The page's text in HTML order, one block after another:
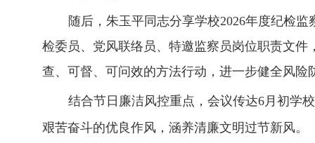
随后，朱玉平同志分享学校2026年度纪检
检委员、党风联络员、特邀监察员岗位职责文
查、可督、可问效的方法行动，进一步健全风险
结合节日廉洁风控重点，会议传达6月初学
艰苦奋斗的优良作风，涵养清廉文明过节新风。